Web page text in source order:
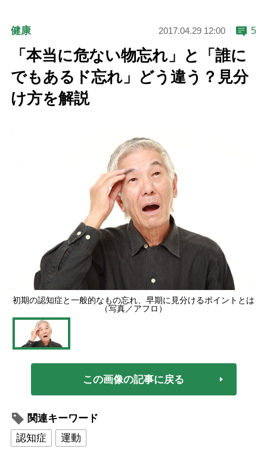
健康 2017.04.29 12:00 5
「本当に危ない物忘れ」と「誰に
でもあるド忘れ」どう違う？見分
け方を解説
初期の認知症と一般的なもの忘れ、早期に見分けるポイントとは
（写真／アフロ）
この画像の記事に戻る
関連キーワード
認知症
運動